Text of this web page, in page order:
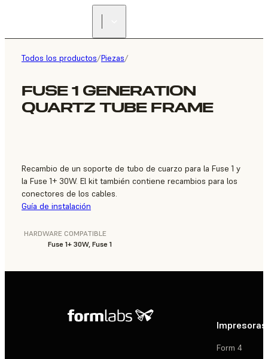
Todos los productos/Piezas/
FUSE 1 GENERATION
QUARTZ TUBE FRAME
Recambio de un soporte de tubo de cuarzo para la Fuse 1 y
la Fuse 1+ 30W. El kit también contiene recambios para los
conectores de los cables.
Guía de instalación
HARDWARE COMPATIBLE
Fuse 1+ 30W, Fuse 1
Impresoras
Form 4